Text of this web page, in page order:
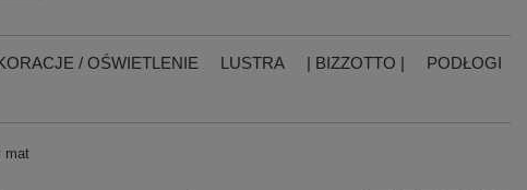
/ OŚWIETLENIE LUSTRA | BIZZOTTO |
PODŁOGI
mat